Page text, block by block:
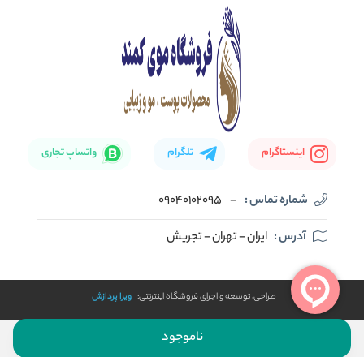
ناموجود
اینستاگرام تلگرام واتساپ تجاری
شماره تماس : -
09040102095
آدرس : ایران - تهران - تجریش
طراحی، توسعه و اجرای فروشگاه اینترنتی: ویرا پردازش